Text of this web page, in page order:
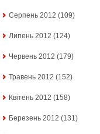
Серпень 2012 (109)
Липень 2012 (124)
Червень 2012 (179)
Травень 2012 (152)
Квітень 2012 (158)
Березень 2012 (131)